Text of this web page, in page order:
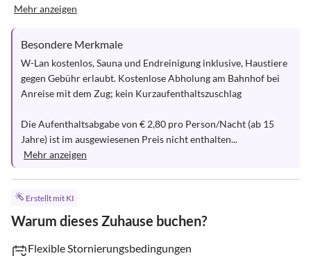
Mehr anzeigen
Besondere Merkmale
W-Lan kostenlos, Sauna und Endreinigung inklusive, Haustiere
gegen Gebühr erlaubt. Kostenlose Abholung am Bahnhof bei
Anreise mit dem Zug; kein Kurzaufenthaltszuschlag
Die Aufenthaltsabgabe von € 2,80 pro Person/Nacht (ab 15
Jahre) ist im ausgewiesenen Preis nicht enthalten...
Mehr anzeigen
Erstellt mit KI
Warum dieses Zuhause buchen?
Flexible Stornierungsbedingungen